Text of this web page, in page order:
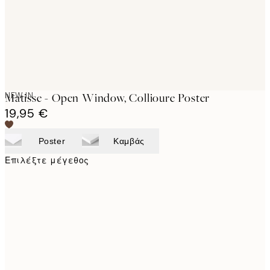
NEW IN
Matisse - Open Window, Collioure Poster
19,95 €
Poster Καμβάς
Επιλέξτε μέγεθος